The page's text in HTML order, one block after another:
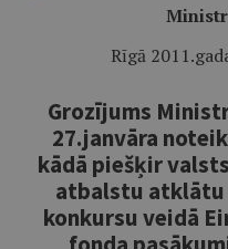
Rīgā
Grozījums
27.janvāra
kādā piešķir
atbalstu atklātu
konkursu veidā